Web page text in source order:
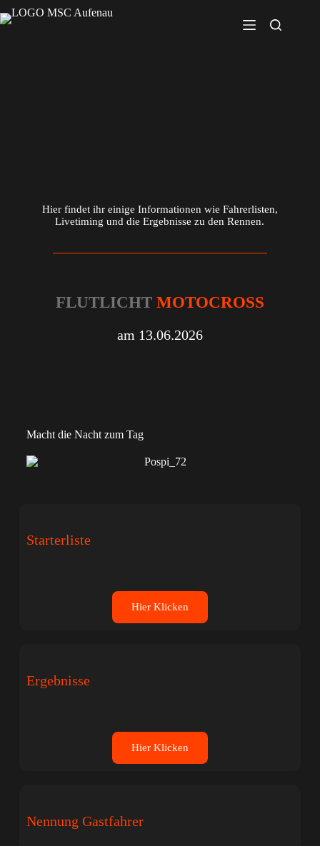
Hier findet ihr einige Informationen wie Fahrerlisten,
Livetiming und die Ergebnisse zu den Rennen.
FLUTLICHT MOTOCROSS
am 13.06.2026
Macht die Nacht zum Tag
Starterliste
Hier Klicken
Ergebnisse
Hier Klicken
Nennung Gastfahrer